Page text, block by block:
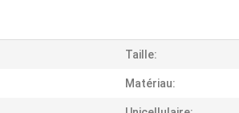
Taille:
Matériau: